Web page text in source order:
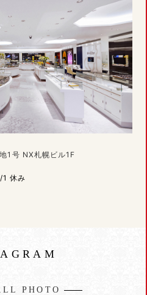
1号 NX札幌ビル1F
1 休み
PHOTO